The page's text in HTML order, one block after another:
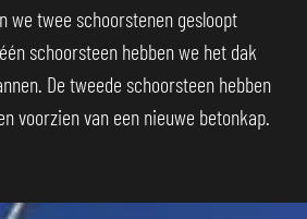
we twee schoorstenen gesloopt
schoorsteen hebben we het dak
De tweede schoorsteen hebben
voorzien van een nieuwe betonkap.